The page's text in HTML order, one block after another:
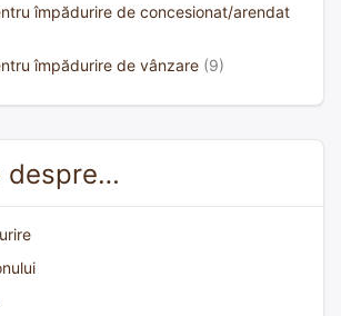
împădurire de concesionat/arendat
împădurire de vânzare (9)
despre…